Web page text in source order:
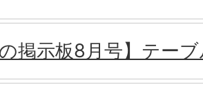
の掲示板8月号】テー